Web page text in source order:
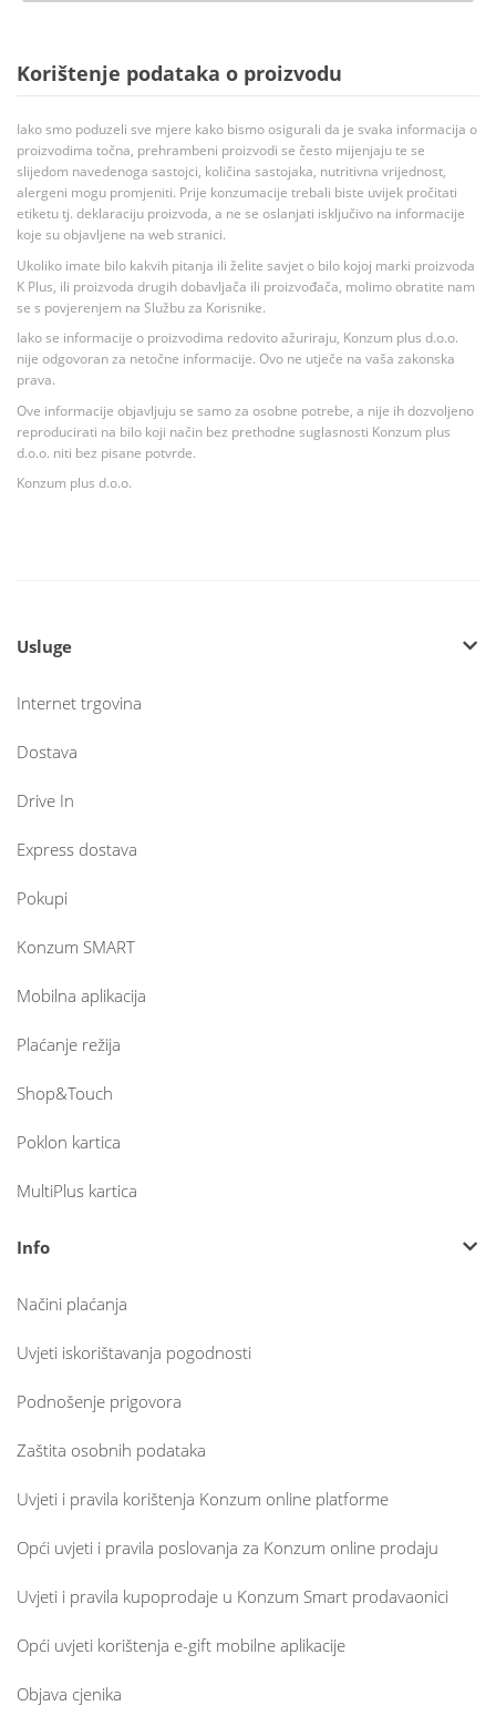
Korištenje podataka o proizvodu
Iako smo poduzeli sve mjere kako bismo osigurali da je svaka informacija o
proizvodima točna, prehrambeni proizvodi se često mijenjaju te se
slijedom navedenoga sastojci, količina sastojaka, nutritivna vrijednost,
alergeni mogu promjeniti. Prije konzumacije trebali biste uvijek pročitati
etiketu tj. deklaraciju proizvoda, a ne se oslanjati isključivo na informacije
koje su objavljene na web stranici.
Ukoliko imate bilo kakvih pitanja ili želite savjet o bilo kojoj marki proizvoda
K Plus, ili proizvoda drugih dobavljača ili proizvođača, molimo obratite nam
se s povjerenjem na Službu za Korisnike.
Iako se informacije o proizvodima redovito ažuriraju, Konzum plus d.o.o.
nije odgovoran za netočne informacije. Ovo ne utječe na vaša zakonska
prava.
Ove informacije objavljuju se samo za osobne potrebe, a nije ih dozvoljeno
reproducirati na bilo koji način bez prethodne suglasnosti Konzum plus
d.o.o. niti bez pisane potvrde.
Konzum plus d.o.o.
Usluge
Internet trgovina
Dostava
Drive In
Express dostava
Pokupi
Konzum SMART
Mobilna aplikacija
Plaćanje režija
Shop&Touch
Poklon kartica
MultiPlus kartica
Info
Načini plaćanja
Uvjeti iskorištavanja pogodnosti
Podnošenje prigovora
Zaštita osobnih podataka
Uvjeti i pravila korištenja Konzum online platforme
Opći uvjeti i pravila poslovanja za Konzum online prodaju
Uvjeti i pravila kupoprodaje u Konzum Smart prodavaonici
Opći uvjeti korištenja e-gift mobilne aplikacije
Objava cjenika